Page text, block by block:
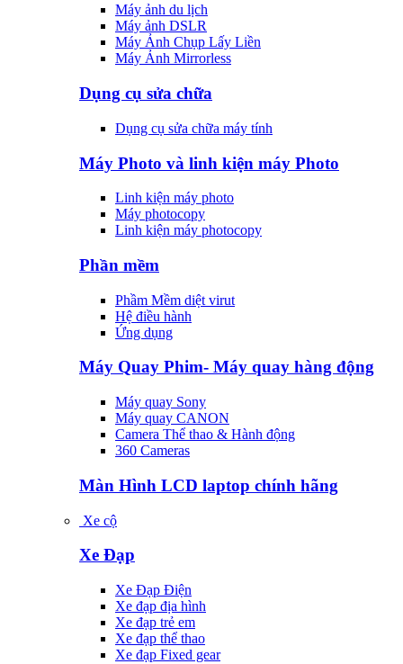
Máy ảnh du lịch
Máy ảnh DSLR
Máy Ảnh Chụp Lấy Liền
Máy Ảnh Mirrorless
Dụng cụ sửa chữa
Dụng cụ sửa chữa máy tính
Máy Photo và linh kiện máy Photo
Linh kiện máy photo
Máy photocopy
Linh kiện máy photocopy
Phần mềm
Phầm Mềm diệt virut
Hệ điều hành
Ứng dụng
Máy Quay Phim- Máy quay hàng động
Máy quay Sony
Máy quay CANON
Camera Thể thao & Hành động
360 Cameras
Màn Hình LCD laptop chính hãng
Xe cộ
Xe Đạp
Xe Đạp Điện
Xe đạp địa hình
Xe đạp trẻ em
Xe đạp thể thao
Xe đạp Fixed gear